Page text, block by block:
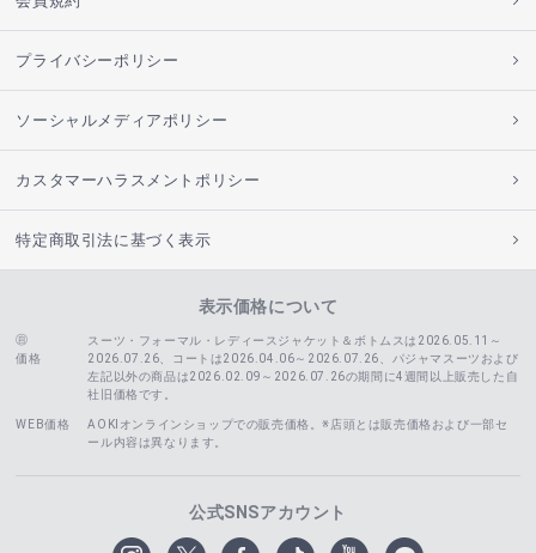
プライバシーポリシー
ソーシャルメディアポリシー
カスタマーハラスメントポリシー
特定商取引法に基づく表示
表示価格について
価格
スーツ・フォーマル・レディースジャケット＆ボトムスは2026.05.11～
2026.07.26、コートは2026.04.06～2026.07.26、
パジャマスーツおよび
左記以外の商品は2026.02.09～2026.07.26の期間に4週間以上販売した自
社旧価格です。
WEB価格
AOKIオンラインショップでの販売価格。※店頭とは販売価格および一部セ
ール内容は異なります。
公式SNSアカウント